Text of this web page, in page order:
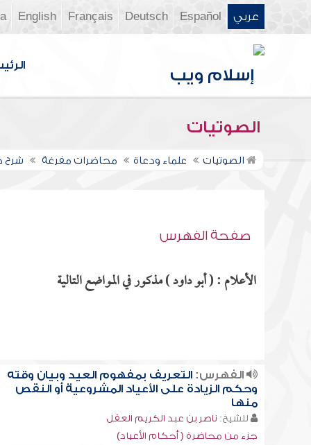
عربي Español
Deutsch
Français
English
الصوتيات
الصوتيات علماء ودعاة محاضرات مفرغة شرح
صفحة الفهرس
الأعلام : ( أبو داود ) مذكور في المواضع التالية
الفهرس:التعريف بمفهوم العيد وبيان وقته
وحكم الزيادة على الأعياد المشروعية أو النقص
منها
للشيخ: ناصر بن عبد الكريم العقل
جزء من محاضرة ( أحكام الأعياد)